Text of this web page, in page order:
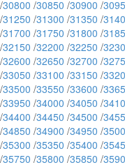
/30800 /30850 /30900 /
/31250 /31300 /31350 /
/31700 /31750 /31800 /
/32150 /32200 /32250 /
/32600 /32650 /32700 /
/33050 /33100 /33150 /
/33500 /33550 /33600 /
/33950 /34000 /34050 /
/34400 /34450 /34500 /
/34850 /34900 /34950 /
/35300 /35350 /35400 /
/35750 /35800 /35850 /